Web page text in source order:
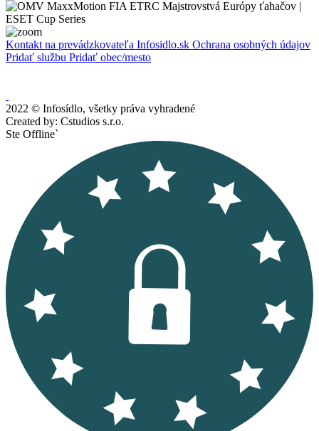
Kontakt na prevádzkovateľa Infosidlo.sk Ochrana osobných údajov
Pridať službu Pridať obec/mesto
2022 © Infosídlo, všetky práva vyhradené
Created by: Cstudios s.r.o.
Ste Offline`